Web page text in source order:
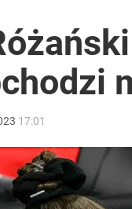
17:01